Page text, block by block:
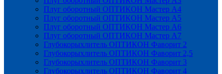
Плуг оборотный ОПТИКОН Мастер А4
Плуг оборотный ОПТИКОН Мастер А5
Плуг оборотный ОПТИКОН Мастер А6
Плуг оборотный ОПТИКОН Мастер А7
Глубокорыхлитель ОПТИКОН Фаворит 2
Глубокорыхлитель ОПТИКОН Фаворит 2,5
Глубокорыхлитель ОПТИКОН Фаворит 3
Глубокорыхлитель ОПТИКОН Фаворит 4